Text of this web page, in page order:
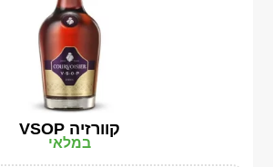
קוורזיה VSOP
במלאי